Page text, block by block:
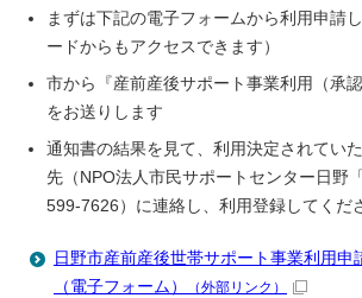
まずは下記の電子フォームから利用申請
ードからもアクセスできます）
市から『産前産後サポート事業利用（承
をお送りします
通知書の結果を見て、利用決定されてい
先（NPO法人市民サポートセンター日野
599-7626）に連絡し、利用登録してくだ
日野市産前産後世帯サポート事業利用申
（電子フォーム）
（外部リンク）